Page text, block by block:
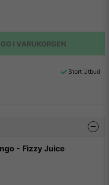
I VARUKORGEN
Stort Utbud
- Fizzy Juice